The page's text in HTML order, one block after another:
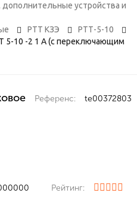
устройства и
РТТ КЗЭ
РТТ-5-10
5-10 -2 1 А (с переключающим
Референс: te00372803
Рейтинг: